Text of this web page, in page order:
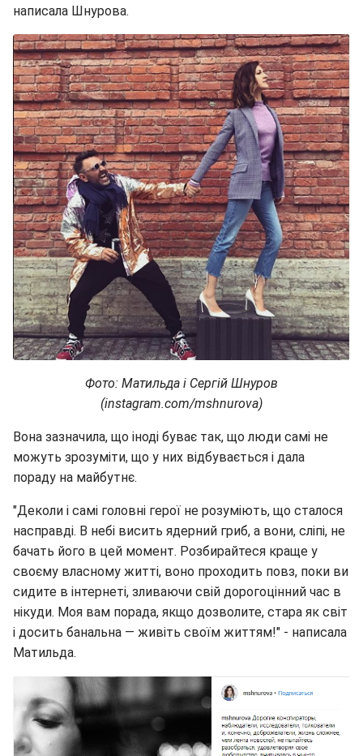
написала Шнурова.
Фото: Матильда і Сергій Шнуров
(instagram.com/mshnurova)
Вона зазначила, що іноді буває так, що люди самі не
можуть зрозуміти, що у них відбувається і дала
пораду на майбутнє.
"Деколи і самі головні герої не розуміють, що сталося
насправді. В небі висить ядерний гриб, а вони, сліпі, не
бачать його в цей момент. Розбирайтеся краще у
своєму власному житті, воно проходить повз, поки ви
сидите в інтернеті, зливаючи свій дорогоцінний час в
нікуди. Моя вам порада, якщо дозволите, стара як світ
і досить банальна — живіть своїм життям!" - написала
Матильда.